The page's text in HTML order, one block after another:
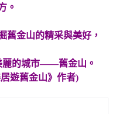
。
舊金山的精采與美好，
麗的城市——舊金山。
遊舊金山》作者)